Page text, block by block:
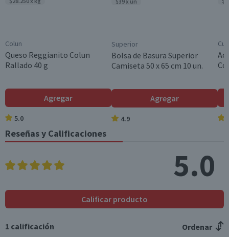
Colun
Queso Reggianito Colun
Rallado 40 g
Agregar
5.0
Superior
Bolsa de Basura Superior
Camiseta 50 x 65 cm 10 un.
Agregar
4.9
Reseñas y Calificaciones
5.0
Calificar producto
1 calificación Ordenar